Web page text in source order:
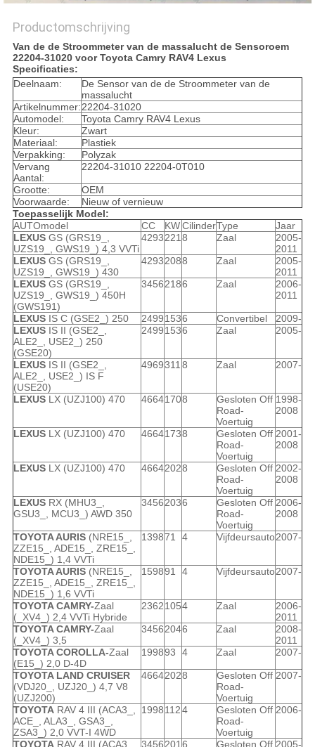
Productomschrijving
Van de de Stroommeter van de massalucht de Sensoroem
22204-31020 voor Toyota Camry RAV4 Lexus
Specificaties:
Deelnaam:
De Sensor van de de Stroommeter van de
massalucht
Artikelnummer:22204-31020
Automodel:
Toyota Camry RAV4 Lexus
Kleur:
Zwart
Materiaal:
Plastiek
Verpakking:
Polyzak
Vervang
Aantal:
22204-31010 22204-0T010
Grootte:
OEM
Voorwaarde:
Nieuw of vernieuw
Toepasselijk Model:
AUTOmodel
CC KWCilinderType
Jaar
LEXUSGS (GRS19_,
UZS19_, GWS19_) 4,3 VVTi
42932218 Zaal
2005-
2011
LEXUSGS (GRS19_,
UZS19_, GWS19_) 430
42932088 Zaal
2005-
2011
LEXUSGS (GRS19_,
UZS19_, GWS19_) 450H
(GWS191)
34562186 Zaal
2006-
2011
LEXUSIS C (GSE2_) 250 24991536 Convertibel
2009-
LEXUSIS II (GSE2_,
ALE2_, USE2_) 250
(GSE20)
24991536 Zaal 2005-
LEXUSIS II (GSE2_,
ALE2_, USE2_) IS F
(USE20)
49693118 Zaal 2007-
LEXUSLX (UZJ100) 470 46641708
Gesloten Off
Road-
Voertuig
1998-
2008
LEXUSLX (UZJ100) 470 46641738
Gesloten Off
Road-
Voertuig
2001-
2008
LEXUSLX (UZJ100) 470 46642028
Gesloten Off
Road-
Voertuig
2002-
2008
LEXUSRX (MHU3_,
GSU3_, MCU3_) AWD 350
34562036
Gesloten Off
Road-
Voertuig
2006-
2008
TOYOTA AURIS(NRE15_,
ZZE15_, ADE15_, ZRE15_,
NDE15_) 1,4 VVTi
139871 4 Vijfdeursauto2007-
TOYOTA AURIS(NRE15_,
ZZE15_, ADE15_, ZRE15_,
NDE15_) 1,6 VVTi
159891 4 Vijfdeursauto2007-
TOYOTA CAMRY-Zaal
(_XV4_) 2,4 VVTi Hybride
23621054 Zaal
2006-
2011
TOYOTA CAMRY-Zaal
(_XV4_) 3,5
34562046 Zaal
2008-
2011
TOYOTA COROLLA-Zaal
(E15_) 2,0 D-4D
199893 4 Zaal 2007-
TOYOTA LAND CRUISER
(VDJ20_, UZJ20_) 4,7 V8
(UZJ200)
46642028
Gesloten Off
Road-
Voertuig
2007-
TOYOTARAV 4 III (ACA3_,
ACE_, ALA3_, GSA3_,
ZSA3_) 2,0 VVT-I 4WD
19981124
Gesloten Off
Road-
Voertuig
2006-
TOYOTARAV 4 III (ACA3_, 3456201 6 Gesloten Off 2005-